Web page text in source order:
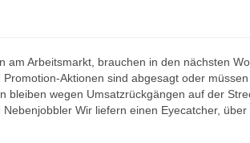
am Arbeitsmarkt, brauchen in den nächsten
Aktionen sind abgesagt oder
bleiben wegen Umsatzrückgängen auf der
Wir liefern einen Eyecatcher,